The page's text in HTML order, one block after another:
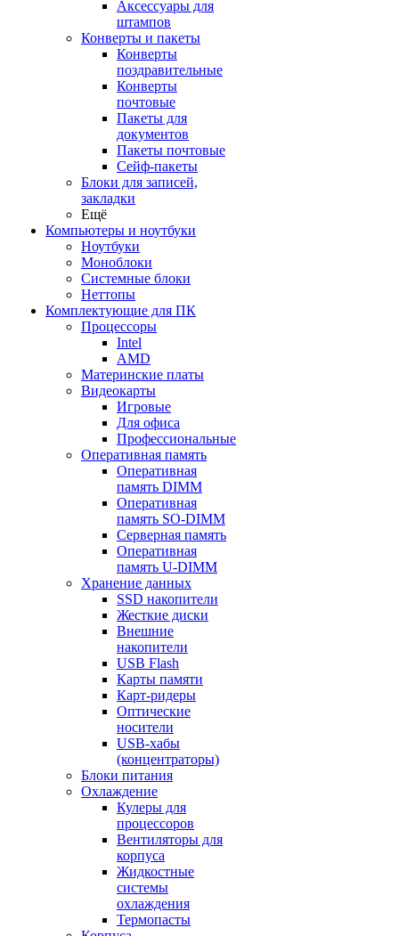
Аксессуары для
штампов
Конверты и пакеты
Конверты
поздравительные
Конверты
почтовые
Пакеты для
документов
Пакеты почтовые
Сейф-пакеты
Блоки для записей,
закладки
Ещё
Компьютеры и ноутбуки
Ноутбуки
Моноблоки
Системные блоки
Неттопы
Комплектующие для ПК
Процессоры
Intel
AMD
Материнские платы
Видеокарты
Игровые
Для офиса
Профессиональные
Оперативная память
Оперативная
память DIMM
Оперативная
память SO-DIMM
Серверная память
Оперативная
память U-DIMM
Хранение данных
SSD накопители
Жесткие диски
Внешние
накопители
USB Flash
Карты памяти
Карт-ридеры
Оптические
носители
USB-хабы
(концентраторы)
Блоки питания
Охлаждение
Кулеры для
процессоров
Вентиляторы для
корпуса
Жидкостные
системы
охлаждения
Термопасты